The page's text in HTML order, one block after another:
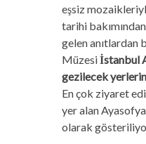
eşsiz
tarihi
gelen anıtlardan
Müzesiİstanbul
gezilecek yerlerin
En çok ziyaret
yer alan
olarak